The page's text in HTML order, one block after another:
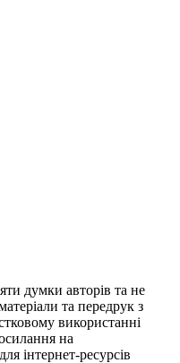
думки авторів та не
та передрук з
використанні
на
інтернет-ресурсів